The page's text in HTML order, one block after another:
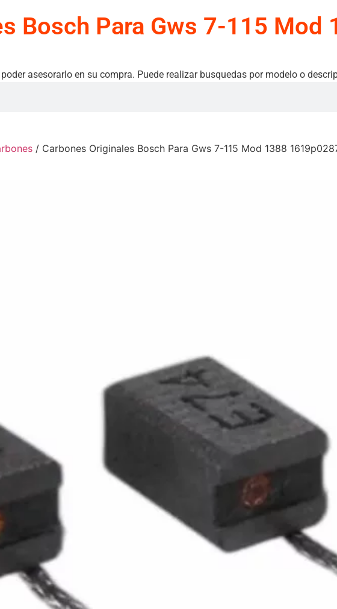
Bosch Para Gws 7-115 Mod
asesorarlo en su compra. Puede realizar busquedas por modelo o
/ Carbones Originales Bosch Para Gws 7-115 Mod 1388